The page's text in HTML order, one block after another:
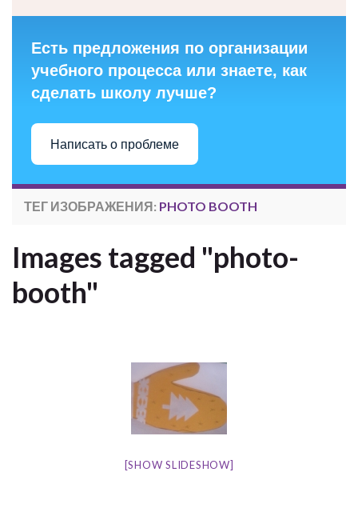
Есть предложения по организации
учебного процесса или знаете, как
сделать школу лучше?
Написать о проблеме
ТЕГ ИЗОБРАЖЕНИЯ: PHOTO BOOTH
Images tagged "photo-
booth"
[SHOW SLIDESHOW]